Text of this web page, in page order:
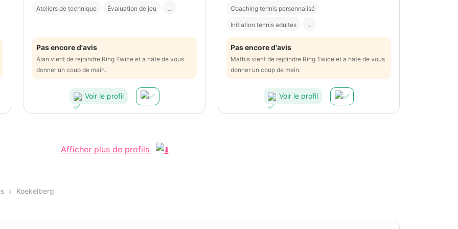
Ateliers de technique Évaluation de jeu ...
Pas encore d'avis
Alan vient de rejoindre Ring Twice et a hâte de vous
donner un coup de main.
Voir le profil
Coaching tennis personnalisé
Initiation tennis adultes ...
Pas encore d'avis
Mathis vient de rejoindre Ring Twice et a hâte de vous
donner un coup de main.
Voir le profil
Afficher plus de profils
Koekelberg